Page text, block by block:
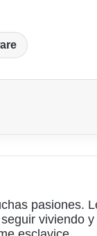
pasiones.
viviendo y